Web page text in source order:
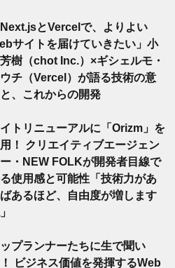
Next.jsとVercelで、よりよい
サイトを届けていきたい」小
樹（chot Inc.）×ギシェルモ・
チ（Vercel）が語る技術の意
、これからの開発
トリニューアルに「Orizm」を
！ クリエイティブエージェン
・NEW FOLKが開発者目線で
使用感と可能性「技術力があ
あるほど、自由度が増します
ップランナーたちに生で聞い
ビジネス価値を発揮するWeb